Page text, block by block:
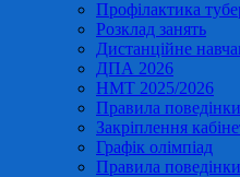
Профілактика
Розклад занять
Дистанційне
ДПА 2026
НМТ 2025/2026
Правила поведінки
Закріплення
Графік олімпіад
Правила